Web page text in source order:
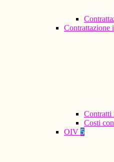
Contrattazione
Contratti
Costi
OIV 5